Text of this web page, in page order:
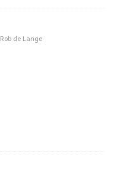
Rob de Lange